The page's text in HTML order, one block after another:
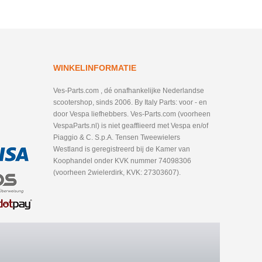
WINKELINFORMATIE
Ves-Parts.com , dé onafhankelijke Nederlandse
scootershop, sinds 2006. By Italy Parts: voor - en
door Vespa liefhebbers. Ves-Parts.com (voorheen
VespaParts.nl) is niet geafflieerd met Vespa en/of
Piaggio & C. S.p.A. Tensen Tweewielers
Westland is geregistreerd bij de Kamer van
Koophandel onder KVK nummer 74098306
(voorheen 2wielerdirk, KVK: 27303607).